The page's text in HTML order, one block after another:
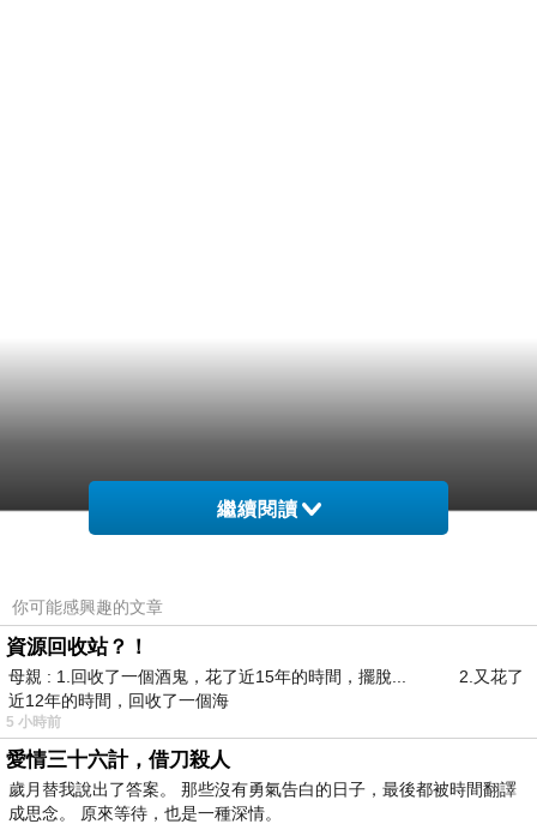
繼續閱讀
你可能感興趣的文章
資源回收站？！
母親 : 1.回收了一個酒鬼，花了近15年的時間，擺脫... 2.又花了
近12年的時間，回收了一個海
5 小時前
愛情三十六計，借刀殺人
歲月替我說出了答案。 那些沒有勇氣告白的日子，最後都被時間翻譯
成思念。 原來等待，也是一種深情。